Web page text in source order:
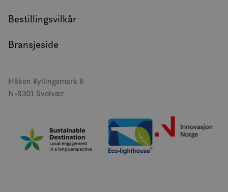
Bestillingsvilkår
Bransjeside
Håkon Kyllingsmark 6
N-8301 Svolvær